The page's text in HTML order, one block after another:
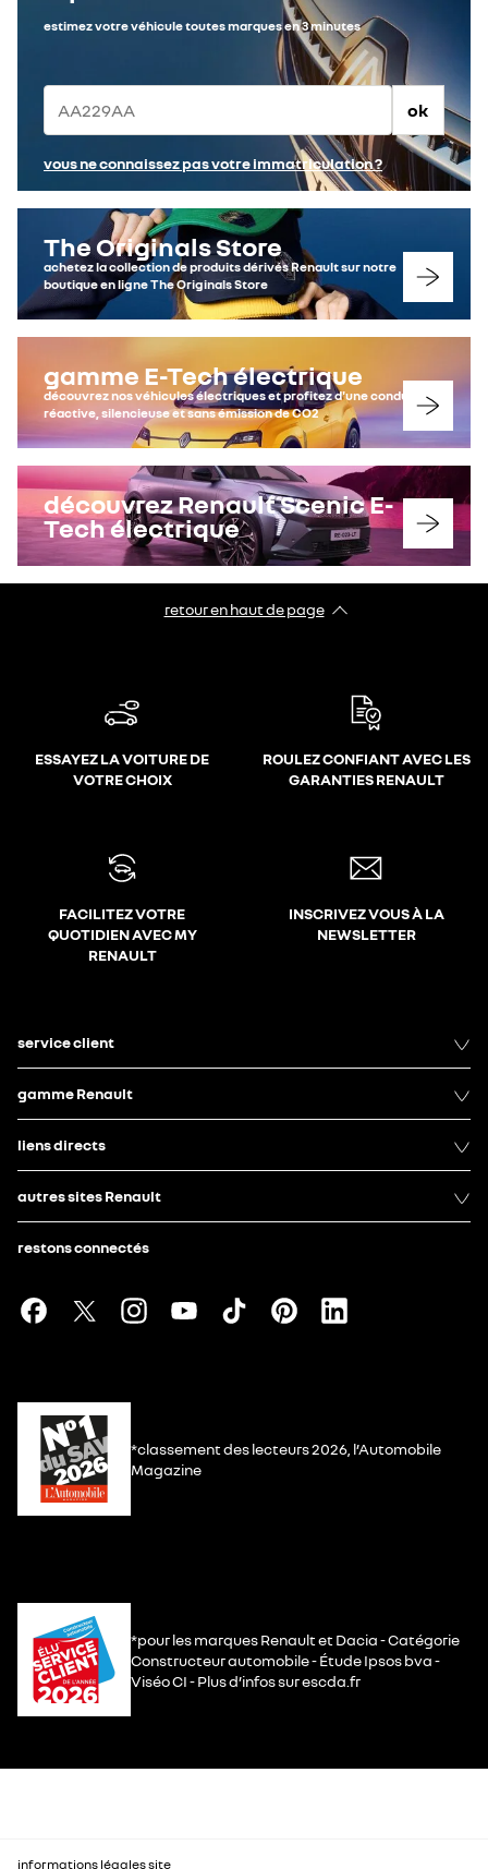
estimez votre véhicule toutes marques en 3 minutes
ok
vous ne connaissez pas votre immatriculation ?
The Originals Store
achetez la collection de produits dérivés Renault sur notre
boutique en ligne The Originals Store
gamme E-Tech électrique
découvrez nos véhicules électriques et profitez d'une conduite
réactive, silencieuse et sans émission de CO2
découvrez Renault Scenic E-
Tech électrique
retour en haut de page​
ESSAYEZ LA VOITURE DE
VOTRE CHOIX
ROULEZ CONFIANT AVEC LES
GARANTIES RENAULT
FACILITEZ VOTRE
QUOTIDIEN AVEC MY
RENAULT
INSCRIVEZ VOUS À LA
NEWSLETTER
service client
gamme Renault
liens directs
autres sites Renault
restons connectés
*classement des lecteurs 2026, l’Automobile
Magazine
*pour les marques Renault et Dacia - Catégorie
Constructeur automobile - Étude Ipsos bva -
Viséo CI - Plus d’infos sur escda.fr
informations légales site